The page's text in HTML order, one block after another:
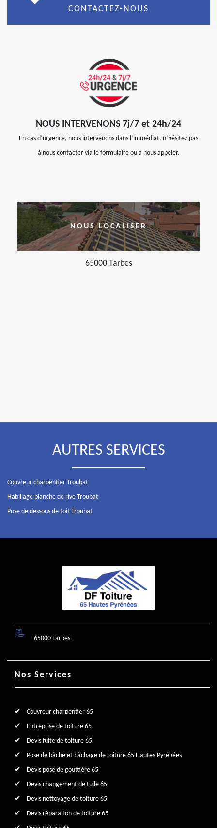
CONTACTEZ-NOUS
NOUS INTERVENONS 7j/7 et 24h/24
En cas d’urgence, nous intervenons dans l’immédiat, n’hésitez pas
à nous contacter via le formulaire ou à nous appeler.
NOUS LOCALISER
65000 Tarbes
AUTRES SERVICES
Couvreur charpentier Troubat
Habillage planche de rive Troubat
Pose de dessous de toit Troubat
65000 Tarbes
Nos Services
Couvreur charpentier 65
Entreprise de toiture 65
Devis fuite de toiture 65
Pose de bâche et bâchage de toiture 65 Hautes-Pyrénées
Devis pose de gouttière 65
Devis changement de tuile 65
Devis nettoyage de toiture 65
Devis réparation de toiture 65